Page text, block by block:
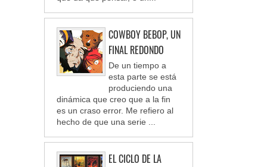
COWBOY BEBOP, UN
FINAL REDONDO
De un tiempo a
esta parte se está
produciendo una
dinámica que creo que a la fin
es un craso error. Me refiero al
hecho de que una serie ...
EL CICLO DE LA